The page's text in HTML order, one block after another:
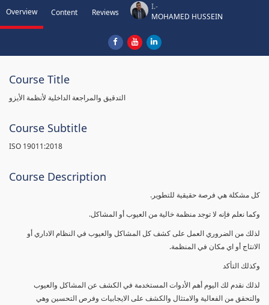
Overview Content Reviews
I.-
MOHAMED HUSSEIN
Course Title
التدقيق والمراجعة الداخلية لأنظمة الأيزو
Course Subtitle
ISO 19011:2018
Course Description
كل مشكلة هي فرصة حقيقية للتطوير.
وكما نعلم فإنه لا توجد منظمة خالية من العيوب أو المشاكل.
لذلك من الضروري العمل على كشف كل المشاكل والعيوب في النظام الاداري أو
الانتاج أو اي مكان في المنظمة.
وكذلك التأكد
لذلك نقدم لك اليوم أهم الأدوات المستخدمة في الكشف عن المشاكل والعيوب
والتحقق من الفعالية والامتثال والكشف على الايجابيات وفرص التحسين وهي